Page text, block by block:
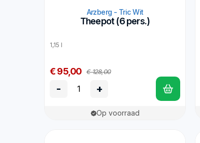
Arzberg - Tric Wit
Theepot (6 pers.)
1,15 l
€ 95,00 € 128,00
- +
Op voorraad